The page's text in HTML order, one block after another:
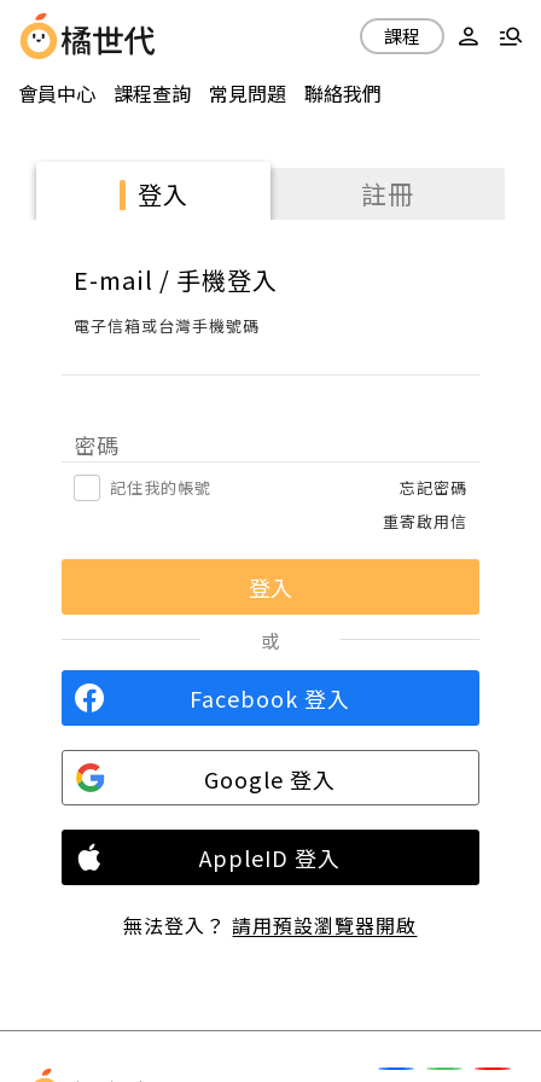
會員中心 課程查詢 常見問題 聯絡我們
課程
登入 註冊
E-mail / 手機登入
電子信箱或台灣手機號碼
密碼
記住我的帳號
忘記密碼
重寄啟用信
或
Facebook 登入
Google 登入
AppleID 登入
無法登入？請用預設瀏覽器開啟